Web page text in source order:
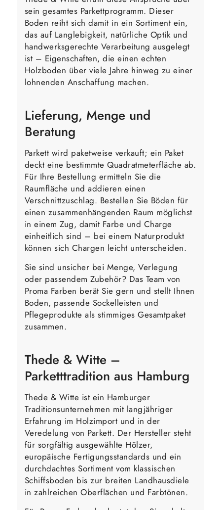
sein gesamtes Parkettprogramm. Dieser
Boden reiht sich damit in ein Sortiment ein,
das auf Langlebigkeit, natürliche Optik und
handwerksgerechte Verarbeitung ausgelegt
ist – Eigenschaften, die einen echten
Holzboden über viele Jahre hinweg zu einer
lohnenden Anschaffung machen.
Lieferung, Menge und
Beratung
Parkett wird paketweise verkauft; ein Paket
deckt eine bestimmte Quadratmeterfläche ab.
Für Ihre Bestellung ermitteln Sie die
Raumfläche und addieren einen
Verschnittzuschlag. Bestellen Sie Böden für
einen zusammenhängenden Raum möglichst
in einem Zug, damit Farbe und Charge
einheitlich sind – bei einem Naturprodukt
können sich Chargen leicht unterscheiden.
Sie sind unsicher bei Menge, Verlegung
oder passendem Zubehör? Das Team von
Proma Farben berät Sie gern und stellt Ihnen
Boden, passende Sockelleisten und
Pflegeprodukte als stimmiges Gesamtpaket
zusammen.
Thede & Witte –
Parketttradition aus Hamburg
Thede & Witte ist ein Hamburger
Traditionsunternehmen mit langjähriger
Erfahrung im Holzimport und in der
Veredelung von Parkett. Der Hersteller steht
für sorgfältig ausgewählte Hölzer,
europäische Fertigungsstandards und ein
durchdachtes Sortiment vom klassischen
Schiffsboden bis zur breiten Landhausdiele
in zahlreichen Oberflächen und Farbtönen.